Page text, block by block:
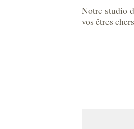
Notre studio
vos êtres